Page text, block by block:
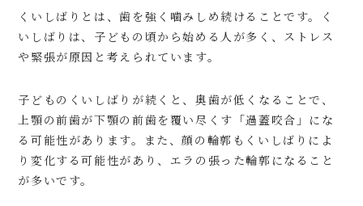
くいしばりとは、歯を強く噛みしめ続けることです。く
いしばりは、子どもの頃から始める人が多く、ストレス
や緊張が原因と考えられています。
子どものくいしばりが続くと、奥歯が低くなることで、
上顎の前歯が下顎の前歯を覆い尽くす「過蓋咬合」にな
る可能性があります。また、顔の輪郭もくいしばりによ
り変化する可能性があり、エラの張った輪郭になること
が多いです。